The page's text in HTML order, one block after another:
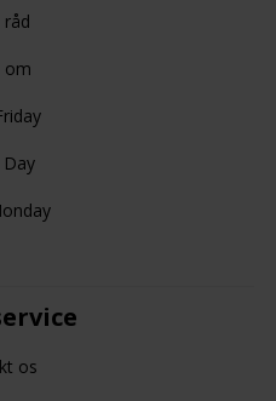
os
råd
om
Day